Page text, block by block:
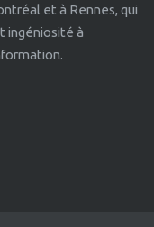
et à Rennes, qui
ingéniosité à